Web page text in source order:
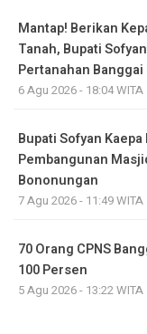
Mantap! Berikan
Tanah, Bupati
Pertanahan Banggai
6 Agu 2026 - 18:04 WITA
Bupati Sofyan
Pembangunan
Bononungan
7 Agu 2026 - 11:49 WITA
70 Orang CPNS
100 Persen
5 Agu 2026 - 13:22 WITA